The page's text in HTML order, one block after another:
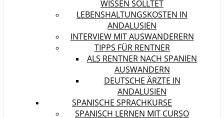
WISSEN SOLLTET
LEBENSHALTUNGSKOSTEN IN
ANDALUSIEN
INTERVIEW MIT AUSWANDERERN
TIPPS FÜR RENTNER
ALS RENTNER NACH SPANIEN
AUSWANDERN
DEUTSCHE ÄRZTE IN
ANDALUSIEN
SPANISCHE SPRACHKURSE
SPANISCH LERNEN MIT CURSO